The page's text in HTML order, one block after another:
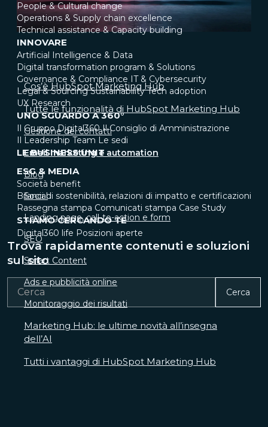
People & Cultural change
Operations & Supply chain excellence
Technical assistance & Capacity building
INNOVARE
Artificial Intelligence & Data
Digital transformation program & Solutions
Governance & Compliance IT & Cybersecurity
Legal & Sourcing Sustainability Tech adoption
UX Research
UNO SGUARDO A 360°
Il Gruppo Digital360 Il Consiglio di Amministrazione
Il Leadership Team Le sedi
LE BUSINESS UNIT
ESG & MEDIA
Società benefit
Bilanci di sostenibilità, relazioni di impatto e certificazioni
Rassegna stampa Comunicati stampa Case Study
STIAMO CERCANDO TE
Digital360 life Posizioni aperte
Trova rapidamente contenuti e soluzioni
sul sito
Cerca
Cos’è HubSpot Marketing Hub
Tutte le funzionalità di HubSpot Marketing Hub
Gestione dei contatti
Email marketing e automation
Blog
Social
Landing page, call-to-action e form
SEO
Smart Content
Ads e pubblicità online
Monitoraggio dei risultati
Marketing Hub: le ultime novità all’insegna
dell’AI
Tutti i vantaggi di HubSpot Marketing Hub